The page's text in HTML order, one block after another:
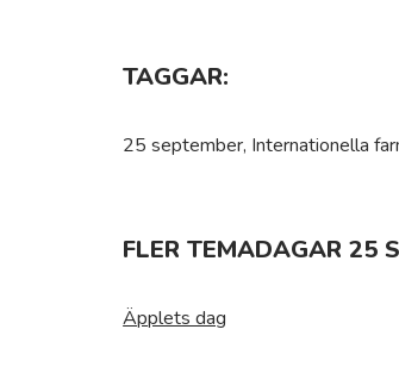
TAGGAR:
25 september, Internationella
FLER TEMADAGAR 25
Äpplets dag